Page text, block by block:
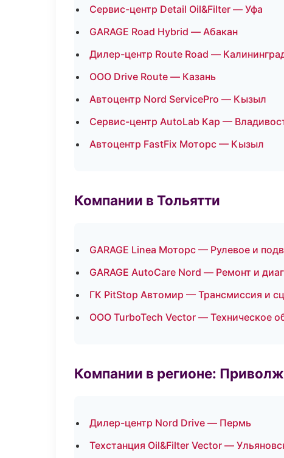
Сервис-центр Detail Oil&Filter — Уфа
GARAGE Road Hybrid — Абакан
Дилер-центр Route Road —
ООО Drive Route — Казань
Автоцентр Nord ServicePro — Кызыл
Сервис-центр AutoLab Кар —
Автоцентр FastFix Моторс — Кызыл
Компании в Тольятти
GARAGE Linea Моторс — Рулевое и
GARAGE AutoCare Nord — Ремонт и
ГК PitStop Автомир — Трансмиссия и
ООО TurboTech Vector — Техническое
Компании в регионе:
Дилер-центр Nord Drive — Пермь
Техстанция Oil&Filter Vector —